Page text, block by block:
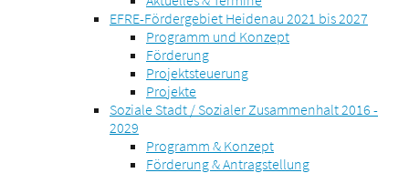
EFRE-Fördergebiet Heidenau 2021 bis 2027
Programm und Konzept
Förderung
Projektsteuerung
Projekte
Soziale Stadt / Sozialer Zusammenhalt 2016 -
2029
Programm & Konzept
Förderung & Antragstellung